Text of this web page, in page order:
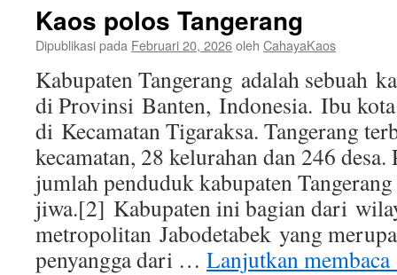
Kaos polos Tangerang
Dipublikasi pada Februari 20, 2026oleh CahayaKaos
Kabupaten Tangerang adalah sebuah
di Provinsi Banten, Indonesia. Ibu
di Kecamatan Tigaraksa. Tangerang
kecamatan, 28 kelurahan dan 246
jumlah penduduk kabupaten
jiwa.[2] Kabupaten ini bagian dari
metropolitan Jabodetabek yang
penyangga dari … Lanjutkan membaca